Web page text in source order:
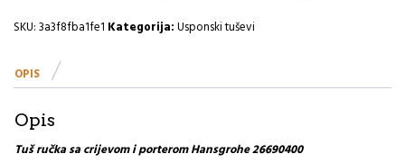
i
Hansgrohe
količina
SKU:3a3f8fba1fe1 Kategorija:Usponski tuševi
OPIS
Opis
Tuš ručka sa crijevom i porterom Hansgrohe 26690400